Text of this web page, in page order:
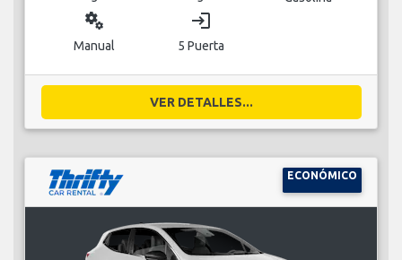
miscellaneous_services
Manual
login
5 Puerta
VER DETALLES...
ECONÓMICO